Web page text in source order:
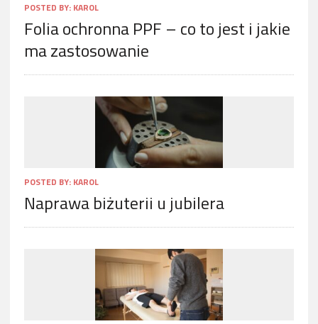
POSTED BY: KAROL
Folia ochronna PPF – co to jest i jakie
ma zastosowanie
POSTED BY: KAROL
Naprawa biżuterii u jubilera